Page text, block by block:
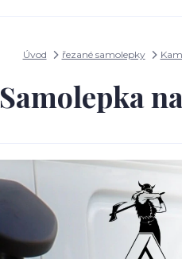
Úvod řezané samolepky
Samolepka